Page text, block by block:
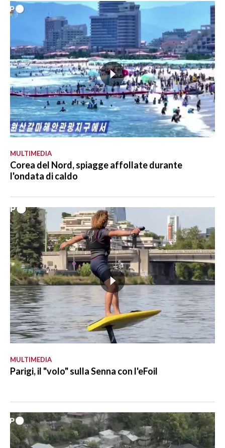
MULTIMEDIA
Corea del Nord, spiagge affollate durante
l'ondata di caldo
MULTIMEDIA
Parigi, il "volo" sulla Senna con l'eFoil